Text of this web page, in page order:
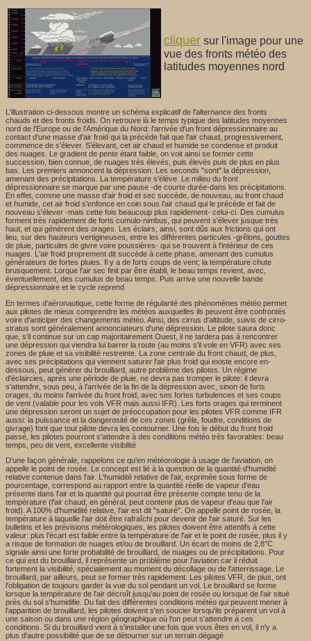
cliquer sur l'image pour une
vue des fronts météo des
latitudes moyennes nord
L'illustration ci-dessous montre un schéma explicatif de l'alternance des fronts
chauds et des fronts froids. On retrouve là le temps typique des latitudes moyennes
nord de l'Europe ou de l'Amérique du Nord: l'arrivée d'un front dépressionnaire au
contact d'une masse d'air froid qui la précède fait que l'air chaud, progressivement,
commence de s'élever. S'élevant, cet air chaud et humide se condense et produit
des nuages. Le gradient de pente étant faible, on voit ainsi se former cette
succession, bien connue, de nuages très élevés, puis élevés puis de plus en plus
bas. Les premiers annoncent la dépression. Les seconds "sont" la dépression,
amenant des précipitations. La température s'élève. Le milieu du front
dépressionnaire se marque par une pause -de courte durée-dans les précipitations.
En effet, comme une masse d'air froid et sec succède, de nouveau, au front chaud
et humide, cet air froid s'enfonce en coin sous l'air chaud qui le précède et fait de
nouveau s'élever -mais cette fois beaucoup plus rapidement- celui-ci. Des cumulus
forment très rapidement de forts cumulo-nimbus, qui peuvent s'élever jusque très
haut, et qui génèrent des orages. Les éclairs, ainsi, sont dûs aux frictions qui ont
lieu, sur des hauteurs vertigineuses, entre les différentes particules -grêlons, gouttes
de pluie, particules de givre voire poussières- qui se trouvent à l'intérieur de ces
nuages. L'air froid proprement dit succède à cette phase, amenant des cumulus
générateurs de fortes pluies. Il y a de forts coups de vent; la température chute
brusquement. Lorque l'air sec finit par être établi, le beau temps revient, avec,
éventuellement, des cumulus de beau temps. Puis arrive une nouvelle bande
dépressionnaire et le cycle reprend
En termes d'aéronautique, cette forme de régularité des phénomènes météo permet
aux pilotes de mieux comprendre les météos auxquelles ils peuvent être confrontés
voire d'anticiper des changements météo. Ainsi, des cirrus d'altitude, suivis de cirro-
stratus sont généralement annonciateurs d'une dépression. Le pilote saura donc
que, s'il continue sur un cap majoritairement Ouest, il ne tardera pas à rencontrer
une dépression qui viendra lui barrer la route (au moins s'il vole en VFR) avec ses
zones de pluie et sa visibilité restreinte. La zone centrale du front chaud, de plus,
avec ses précipitations qui viennent saturer l'air plus froid qui existe encore en-
dessous, peut générer du brouillard, autre problème des pilotes. Un régime
d'éclaircies, après une période de pluie, ne devra pas tromper le pilote: il devra
s'attendre, sous peu, à l'arrivée de la fin de la dépression avec, sinon de forts
orages, du moins l'arrivée du front froid, avec ses fortes turbulences et ses coups
de vent (valable pour les vols VFR mais aussi IFR). Les forts orages qui terminent
une dépression seront un sujet de préoccupation pour les pilotes VFR comme IFR
aussi: la puissance et la dangerosité de ces zones (grêle, foudre, conditions de
givrage) font que tout pilote devra les contourner. Une fois le début du front froid
passé, les pilotes pourront s'attendre à des conditions météo très favorables: beau
temps, peu de vent, excellente visibilité
D'une façon générale, rappelons ce qu'en météorologie à usage de l'aviation, on
appelle le point de rosée. Le concept est lié à la question de la quantité d'humidité
relative contenue dans l'air. L'humidité relative de l'air, exprimée sous forme de
pourcentage, correspond au rapport entre la quantité réelle de vapeur d'eau
présente dans l'air et la quantité qui pourrait être présente compte tenu de la
température (l'air chaud, en général, peut contenir plus de vapeur d'eau que l'air
froid). A 100% d'humidité relative, l'air est dit "saturé". On appelle point de rosée, la
température à laquelle l'air doit être rafraîchi pour devenir de l'air saturé. Sur les
bulletins et les prévisions métérologiques, les pilotes doivent être attentifs à cette
valeur: plus l'écart est faible entre la température de l'air et le point de rosée, plus il y
a risque de formation de nuages et/ou de brouillard. Un écart de moins de 2,8°C
signale ainsi une forte probabilité de brouillard, de nuages ou de précipitations. Pour
ce qui est du brouillard, il représente un problème pour l'aviation car il réduit
fortement la visibilité, spécialement au moment du décollage ou de l'atterrissage. Le
brouillard, par ailleurs, peut se former très rapidement. Les pilotes VFR, de plus, ont
l'obligation de toujours garder la vue du sol pendant un vol. Le brouillard se forme
lorsque la température de l'air décroît jusqu'au point de rosée ou lorsque de l'air situé
près du sol s'humidifie. Du fait des différentes conditions météo qui peuvent mener à
l'apparition de brouillard, les pilotes doivent s'en soucier lorsqu'ils préparent un vol à
une saison ou dans une région géographique où l'on peut s'attendre à ces
conditions. Si du brouillard vient à s'installer une fois que vous êtes en vol, il n'y a
plus d'autre possibilité que de se détourner sur un terrain dégagé